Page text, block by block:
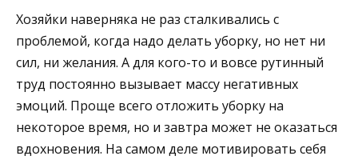
Хозяйки наверняка не раз сталкивались с
проблемой, когда надо делать уборку, но нет ни
сил, ни желания. А для кого-то и вовсе рутинный
труд постоянно вызывает массу негативных
эмоций. Проще всего отложить уборку на
некоторое время, но и завтра может не оказаться
вдохновения. На самом деле мотивировать себя